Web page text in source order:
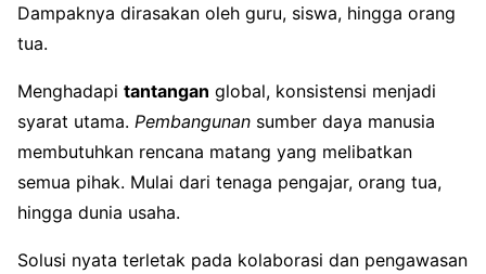
Dampaknya dirasakan oleh guru, siswa, hingga orang
tua.
Menghadapi tantangan global, konsistensi menjadi
syarat utama. Pembangunan sumber daya manusia
membutuhkan rencana matang yang melibatkan
semua pihak. Mulai dari tenaga pengajar, orang tua,
hingga dunia usaha.
Solusi nyata terletak pada kolaborasi dan pengawasan